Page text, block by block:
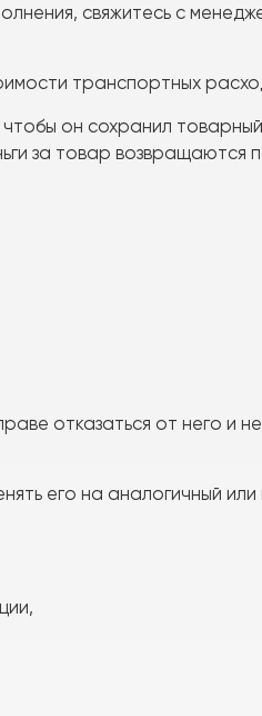
свяжитесь с
транспортных
он сохранил
за товар возвращаются
отказаться от него и
его на аналогичный или